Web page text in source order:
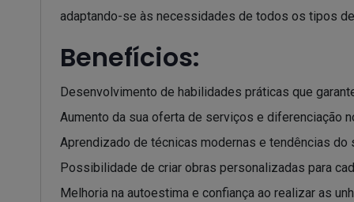
adaptando-se às necessidades de todos os tipos
Benefícios:
Desenvolvimento de habilidades práticas que
Aumento da sua oferta de serviços e diferenciação
Aprendizado de técnicas modernas e tendências do
Possibilidade de criar obras personalizadas para
Melhoria na autoestima e confiança ao realizar as